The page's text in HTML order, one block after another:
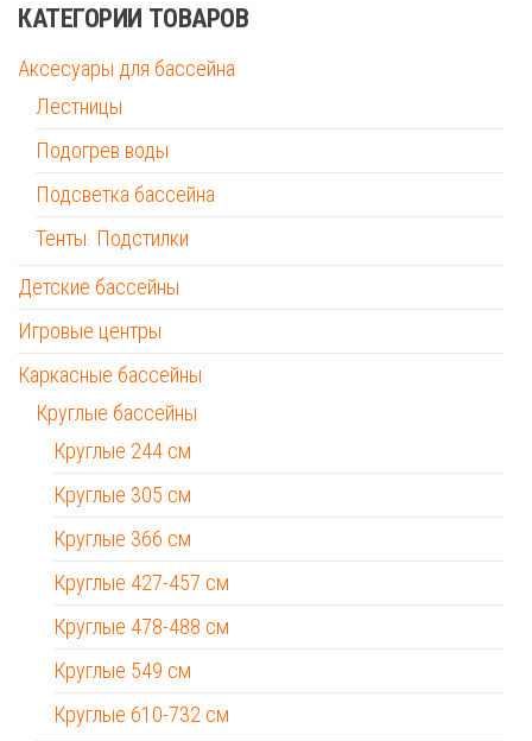
КАТЕГОРИИ ТОВАРОВ
Аксесуары для бассейна
Лестницы
Подогрев воды
Подсветка бассейна
Тенты. Подстилки
Детские бассейны
Игровые центры
Каркасные бассейны
Круглые бассейны
Круглые 244 см
Круглые 305 см
Круглые 366 см
Круглые 427-457 см
Круглые 478-488 см
Круглые 549 см
Круглые 610-732 см